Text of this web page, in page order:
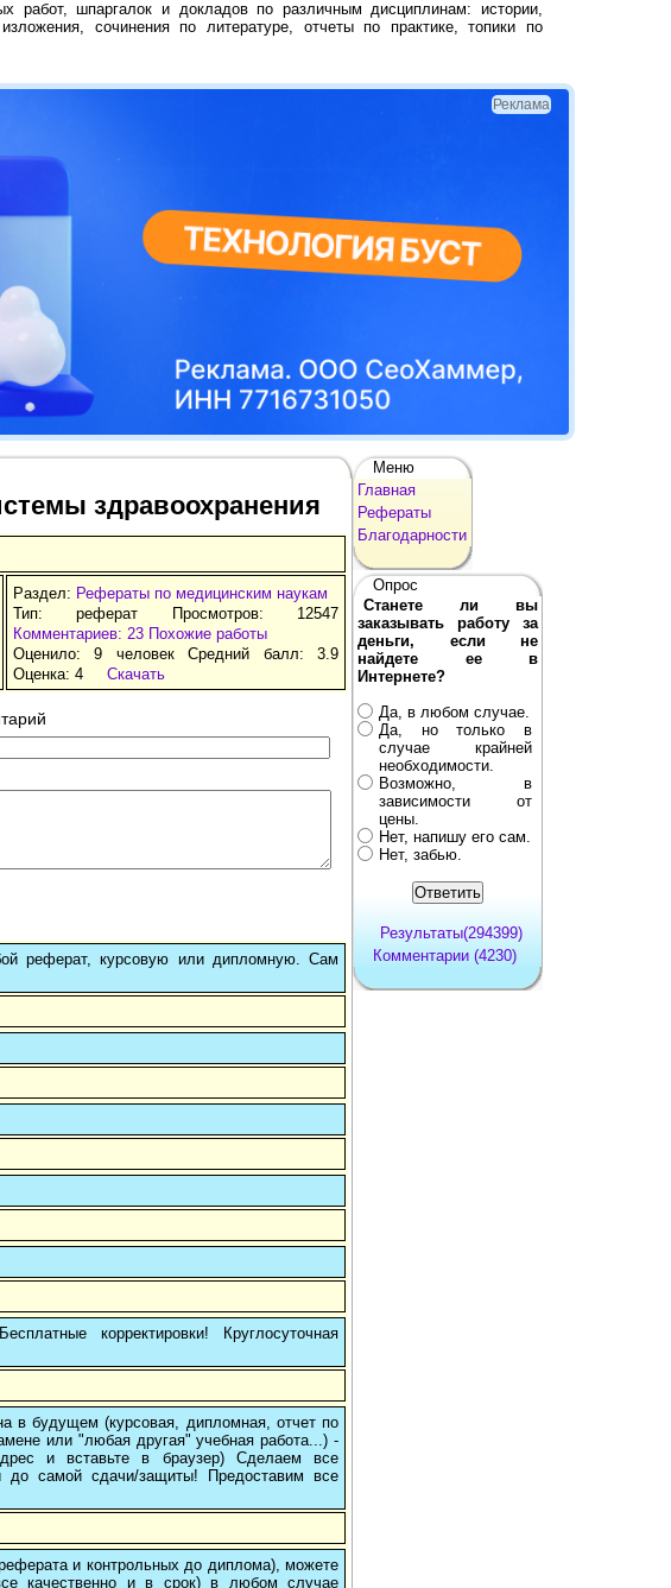
работ, шпаргалок и докладов по различным дисциплинам: истории,
сочинения по литературе, отчеты по практике, топики по
Реклама
здравоохранения
Раздел: Рефераты по медицинским наукам
Тип: реферат Просмотров: 12547
Комментариев: 23 Похожие работы
Оценило: 9 человек Средний балл: 3.9
Оценка: 4 Скачать
реферат, курсовую или дипломную. Сам
корректировки! Круглосуточная
в будущем (курсовая, дипломная, отчет по
или "любая другая" учебная работа...) -
и вставьте в браузер) Сделаем все
до самой сдачи/защиты! Предоставим все
и контрольных до диплома), можете
качественно и в срок) в любом случае
Меню
Главная
Рефераты
Благодарности
Опрос
Станете ли вы
заказывать работу за
деньги, если не
найдете ее в
Интернете?
Да, в любом случае.
Да, но только в
случае крайней
необходимости.
Возможно, в
зависимости от
цены.
Нет, напишу его сам.
Нет, забью.
Результаты(294399)
Комментарии (4230)